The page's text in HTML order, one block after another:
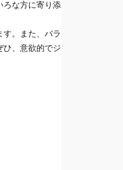
ろな方に寄り添
す。また、バラ
ひ、意欲的でジ